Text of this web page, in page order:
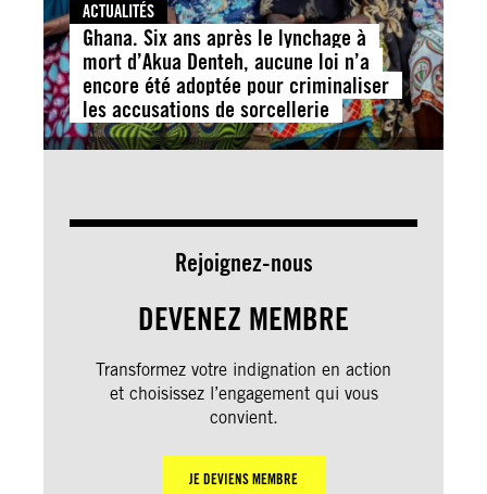
ACTUALITÉS
Ghana. Six ans après le lynchage à
mort d’Akua Denteh, aucune loi n’a
encore été adoptée pour criminaliser
les accusations de sorcellerie
Rejoignez-nous
DEVENEZ MEMBRE
Transformez votre indignation en action
et choisissez l’engagement qui vous
convient.
JE DEVIENS MEMBRE